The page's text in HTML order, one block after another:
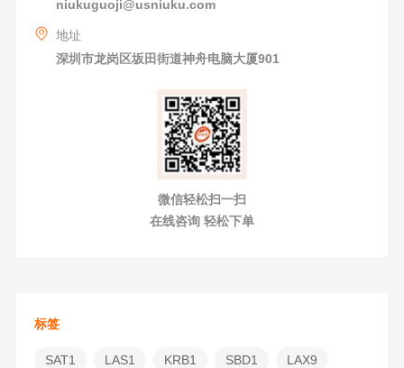
niukuguoji@usniuku.com
地址
深圳市龙岗区坂田街道神舟电脑大厦901
微信轻松扫一扫
在线咨询 轻松下单
标签
SAT1 LAS1 KRB1 SBD1 LAX9